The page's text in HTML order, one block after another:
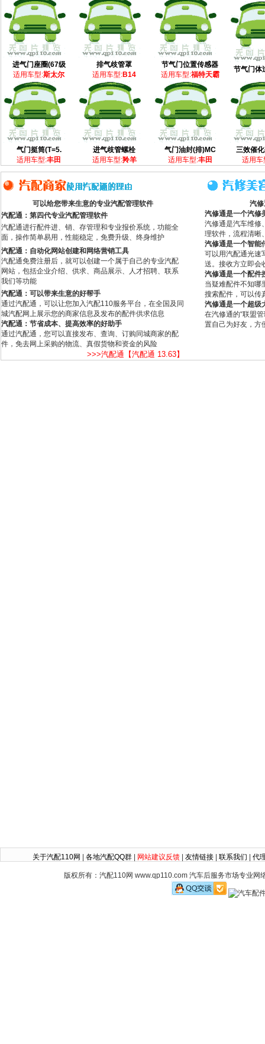
进气门座圈(67级
适用车型:斯太尔
排气歧管罩
适用车型:B14
节气门位置传感器
适用车型:福特天霸
节气门体
气门挺筒(T=5.
适用车型:丰田
进气歧管螺栓
适用车型:羚羊
气门油封(排)MC
适用车型:丰田
三效催
适用车
可以给您带来生意的专业汽配管理软件
汽配通：第四代专业汽配管理软件
汽配通进行配件进、销、存管理和专业报价系统，功能全
面，操作简单易用，性能稳定，免费升级、终身维护
汽配通：自动化网站创建和网络营销工具
汽配通免费注册后，就可以创建一个属于自己的专业汽配
网站，包括企业介绍、供求、商品展示、人才招聘、联系
我们等功能
汽配通：可以带来生意的好帮手
通过汽配通，可以让您加入汽配110服务平台，在全国及同
城汽配网上展示您的商家信息及发布的配件供求信息
汽配通：节省成本、提高效率的好助手
通过汽配通，您可以直接发布、查询、订购同城商家的配
件，免去网上采购的物流、真假货物和资金的风险
>>>汽配通【汽配通 13.63】
汽
汽修通是一个汽修
汽修通是汽车维修
理软件，流程清晰
汽修通是一个智能
可以用汽配通光速
送。接收方立即会
汽修通是一个配件
当疑难配件不知哪
搜索配件，可以传
汽修通是一个超级
在汽修通的“联盟
置自己为好友，方
关于汽配110网 各地汽配QQ群 网站建议反馈 友情链接 联系我们 代
版权所有：汽配110网 www.qp110.com 汽车后服务市场专业网